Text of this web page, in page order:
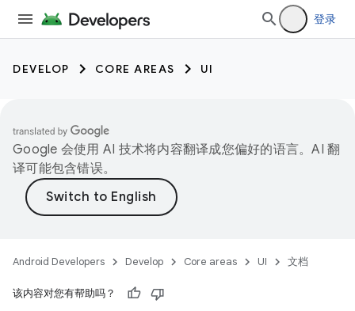
登录
DEVELOP CORE AREAS UI
Google 会使用 AI 技术将内容翻译成您偏好的语言。AI 翻
译可能包含错误。
Android Developers Develop Core areas UI 文档
该内容对您有帮助吗？